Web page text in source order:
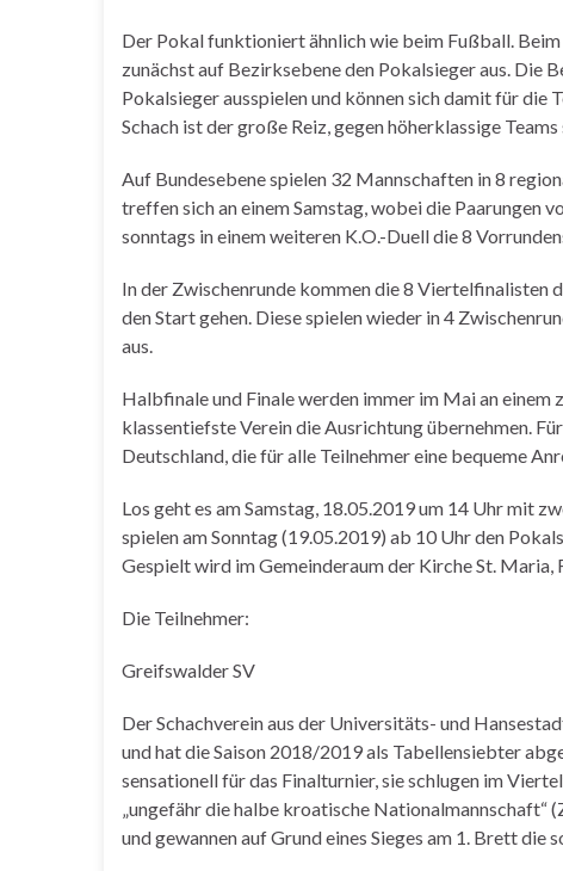
Der Pokal funktioniert ähnlich wie beim Fußball.
zunächst auf Bezirksebene den Pokalsieger aus. Die
Pokalsieger ausspielen und können sich damit für die
Schach ist der große Reiz, gegen höherklassige
Auf Bundesebene spielen 32 Mannschaften in 8
treffen sich an einem Samstag, wobei die Paarungen
sonntags in einem weiteren K.O.-Duell die 8
In der Zwischenrunde kommen die 8 Viertelfinalisten
den Start gehen. Diese spielen wieder in 4
aus.
Halbfinale und Finale werden immer im Mai an einem
klassentiefste Verein die Ausrichtung übernehmen.
Deutschland, die für alle Teilnehmer eine bequeme
Los geht es am Samstag, 18.05.2019 um 14 Uhr mit
spielen am Sonntag (19.05.2019) ab 10 Uhr den
Gespielt wird im Gemeinderaum der Kirche St. Maria,
Die Teilnehmer:
Greifswalder SV
Der Schachverein aus der Universitäts- und
und hat die Saison 2018/2019 als Tabellensiebter
sensationell für das Finalturnier, sie schlugen im
„ungefähr die halbe kroatische Nationalmannschaft“
und gewannen auf Grund eines Sieges am 1. Brett die